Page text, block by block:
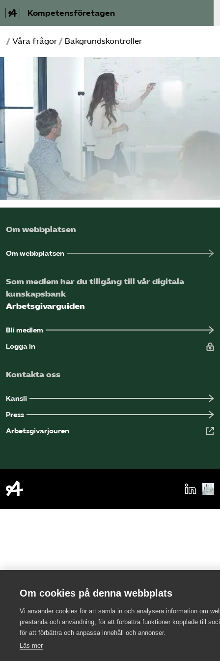
Kompetensföretagen
Aktuellt
Medlemskap
Våra frågor
Kurser och aktiviteter
Omsättningsstatistik
Webbutik
Mina sidor
Logga in på Arbetsgivarguiden
Sök på kompetensforetagen.se
In english
/ Våra frågor / Bakgrundskontroller
Om webbplatsen
Om webbplatsen
Som medlem har du tillgång till vår digitala
kunskapsbank
Arbetsgivarguiden
Bli medlem
Logga in
Kontakta oss
Kansli
Press
Arbetsgivarjouren
Om cookies på denna webbplats
Vi använder cookies för att samla in och analysera information om
prestanda och användning, för att förbättra funktioner kopplade till
för att förbättra och anpassa innehåll och annonser.
Läs mer